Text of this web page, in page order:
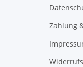
Zahlung